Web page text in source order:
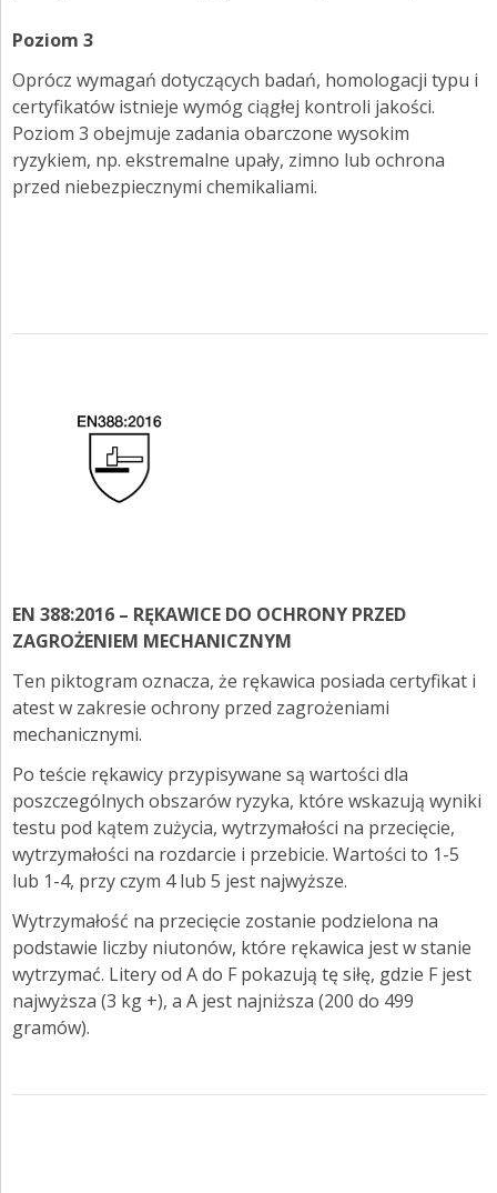
Poziom 3
Oprócz wymagań dotyczących badań, homologacji typu i
certyfikatów istnieje wymóg ciągłej kontroli jakości.
Poziom 3 obejmuje zadania obarczone wysokim
ryzykiem, np. ekstremalne upały, zimno lub ochrona
przed niebezpiecznymi chemikaliami.
EN 388:2016 – RĘKAWICE DO OCHRONY PRZED
ZAGROŻENIEM MECHANICZNYM
Ten piktogram oznacza, że rękawica posiada certyfikat i
atest w zakresie ochrony przed zagrożeniami
mechanicznymi.
Po teście rękawicy przypisywane są wartości dla
poszczególnych obszarów ryzyka, które wskazują wyniki
testu pod kątem zużycia, wytrzymałości na przecięcie,
wytrzymałości na rozdarcie i przebicie. Wartości to 1-5
lub 1-4, przy czym 4 lub 5 jest najwyższe.
Wytrzymałość na przecięcie zostanie podzielona na
podstawie liczby niutonów, które rękawica jest w stanie
wytrzymać. Litery od A do F pokazują tę siłę, gdzie F jest
najwyższa (3 kg +), a A jest najniższa (200 do 499
gramów).